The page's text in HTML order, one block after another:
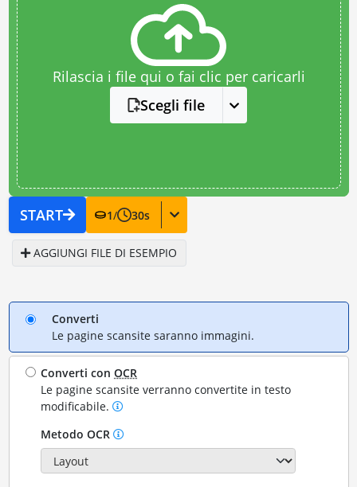
Rilascia i file qui o fai clic per caricarli
Scegli file
START 1/ 30s
AGGIUNGI FILE DI ESEMPIO
Converti
Le pagine scansite saranno immagini.
Converti conOCR
Le pagine scansite verranno convertite in testo
modificabile.
Metodo OCR